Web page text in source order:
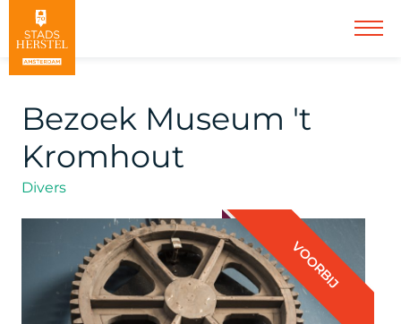
Bezoek Museum 't
Kromhout
Divers
VOORBIJ